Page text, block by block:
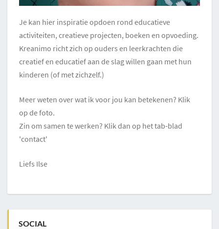
Je kan hier inspiratie opdoen rond educatieve
activiteiten, creatieve projecten, boeken en opvoeding.
Kreanimo richt zich op ouders en leerkrachten die
creatief en educatief aan de slag willen gaan met hun
kinderen (of met zichzelf.)
Meer weten over wat ik voor jou kan betekenen? Klik
op de foto.
Zin om samen te werken? Klik dan op het tab-blad
'contact'
Liefs Ilse
SOCIAL